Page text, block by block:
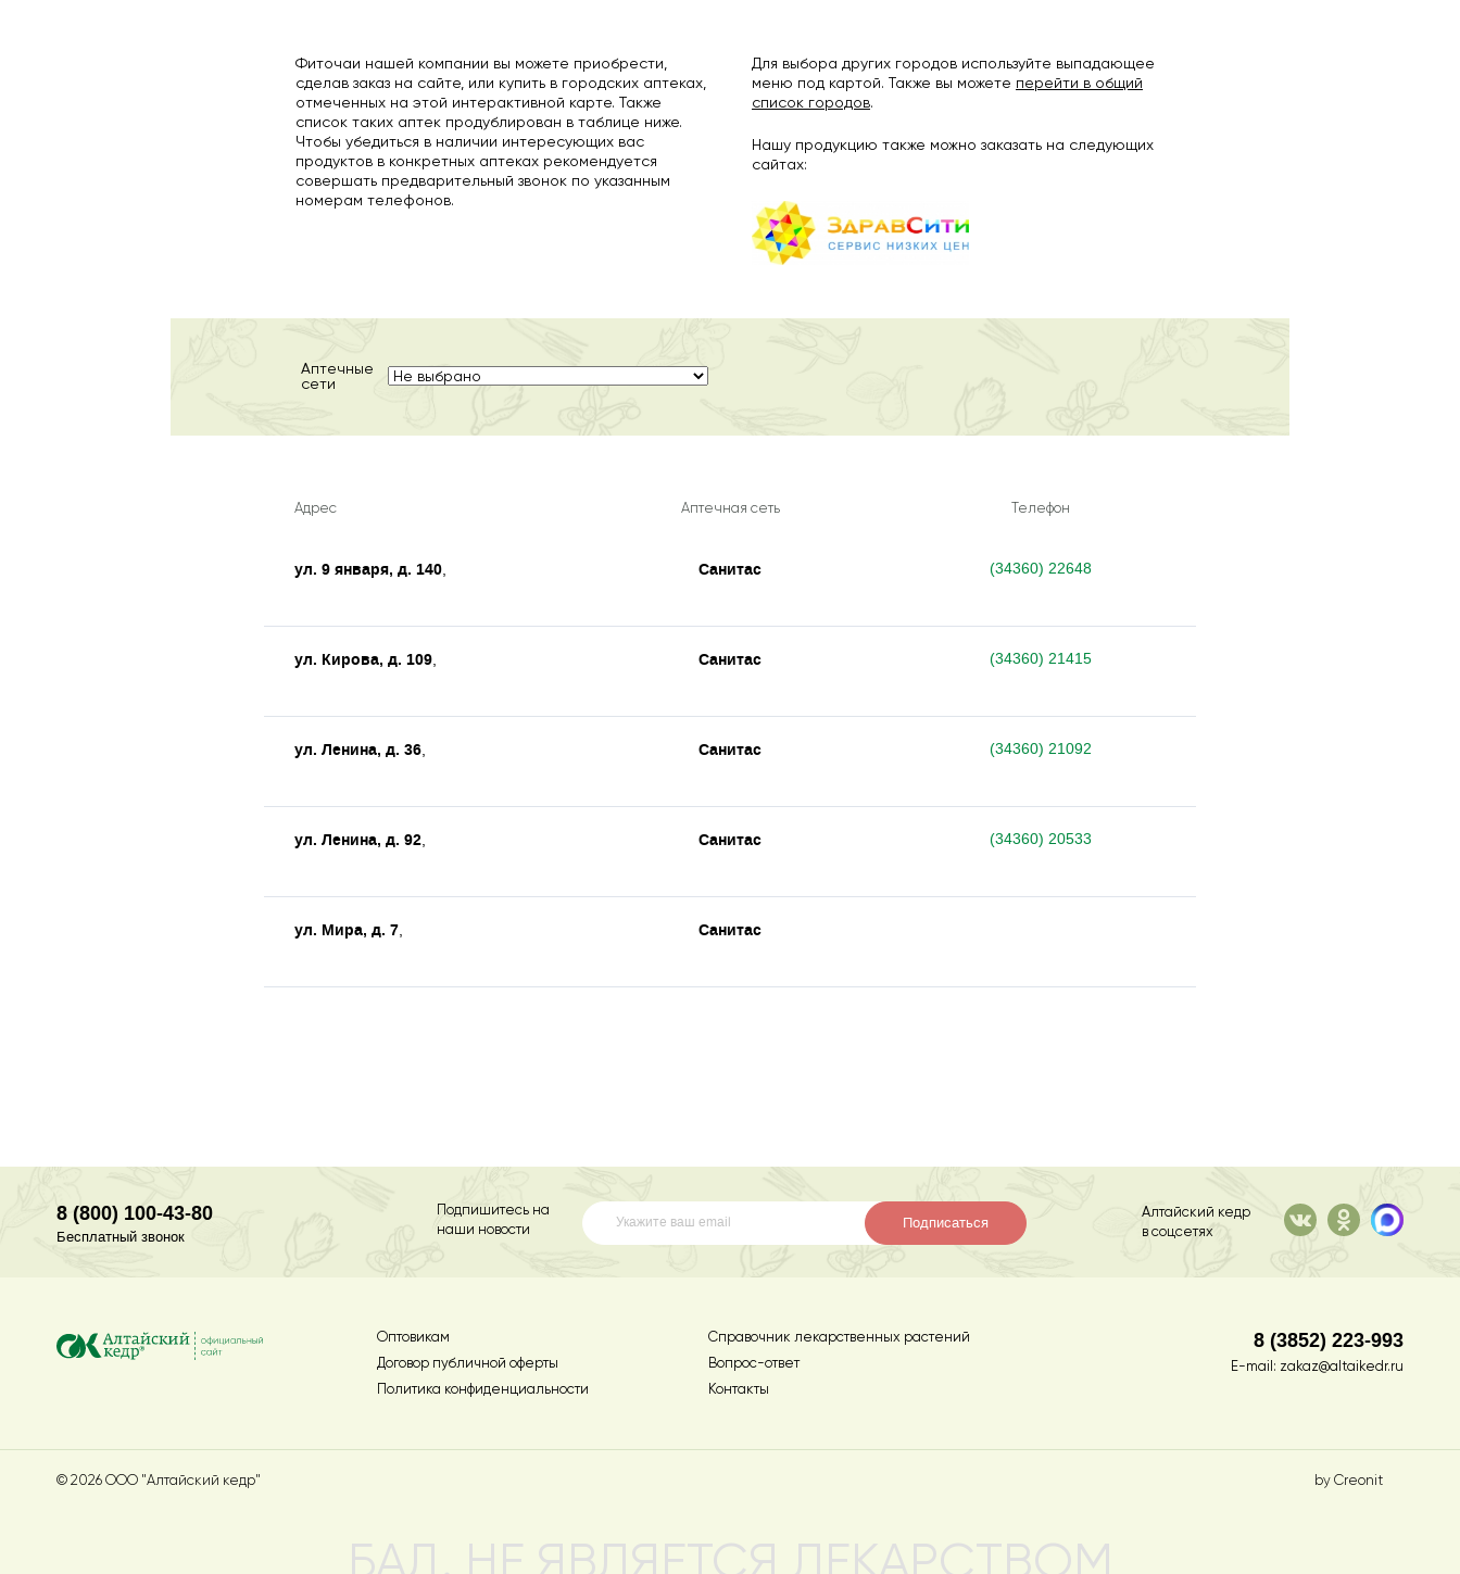
Фиточаи нашей компании вы можете приобрести,
сделав заказ на сайте, или купить в городских аптеках,
отмеченных на этой интерактивной карте. Также
список таких аптек продублирован в таблице ниже.
Чтобы убедиться в наличии интересующих вас
продуктов в конкретных аптеках рекомендуется
совершать предварительный звонок по указанным
номерам телефонов.
Для выбора других городов используйте выпадающее
меню под картой. Также вы можете перейти в общий
список городов.
Нашу продукцию также можно заказать на следующих
сайтах:
Аптечные
сети
Адрес Аптечная сеть Телефон
ул. 9 января, д. 140, Санитас (34360) 22648
ул. Кирова, д. 109, Санитас (34360) 21415
ул. Ленина, д. 36, Санитас (34360) 21092
ул. Ленина, д. 92, Санитас (34360) 20533
ул. Мира, д. 7, Санитас
8 (800) 100-43-80
Бесплатный звонок
Подпишитесь на
наши новости
Подписаться
Алтайский кедр
в соцсетях
Оптовикам
Договор публичной оферты
Политика конфиденциальности
Справочник лекарственных растений
Вопрос-ответ
Контакты
8 (3852) 223-993
E-mail: zakaz@altaikedr.ru
© 2026 ООО "Алтайский кедр" by Creonit
БАД. НЕ ЯВЛЯЕТСЯ ЛЕКАРСТВОМ